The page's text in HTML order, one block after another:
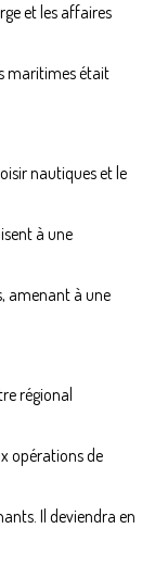
et les affaires
maritimes était
nautiques et le
à une
amenant à une
régional
opérations de
Il deviendra en